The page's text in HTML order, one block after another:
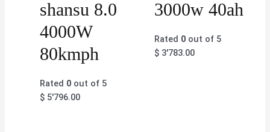
shansu 8.0
4000W
80kmph
Rated 0 out of 5
$ 5'796.00
3000w 40ah
Rated 0out of 5
$3'783.00